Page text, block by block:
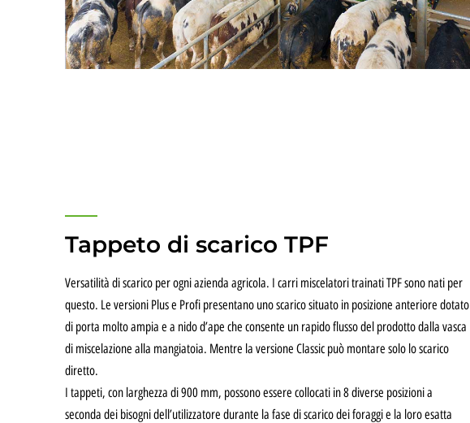
Tappeto di scarico TPF
Versatilità di scarico per ogni azienda agricola. I carri miscelatori trainati TPF sono nati per
questo. Le versioni Plus e Profi presentano uno scarico situato in posizione anteriore dotato
di porta molto ampia e a nido d’ape che consente un rapido flusso del prodotto dalla vasca
di miscelazione alla mangiatoia. Mentre la versione Classic può montare solo lo scarico
diretto.
I tappeti, con larghezza di 900 mm, possono essere collocati in 8 diverse posizioni a
seconda dei bisogni dell’utilizzatore durante la fase di scarico dei foraggi e la loro esatta